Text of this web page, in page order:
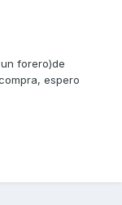
forero)de
espero